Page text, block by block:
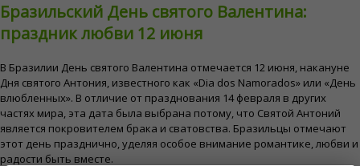
Бразильский День святого Валентина:
праздник любви 12 июня
В Бразилии День святого Валентина отмечается 12 июня, накануне
Дня святого Антония, известного как «Dia dos Namorados» или «День
влюбленных». В отличие от празднования 14 февраля в других
частях мира, эта дата была выбрана потому, что Святой Антоний
является покровителем брака и сватовства. Бразильцы отмечают
этот день празднично, уделяя особое внимание романтике, любви и
радости быть вместе.